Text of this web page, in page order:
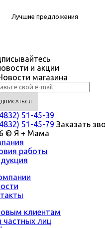
Лучшие предложения
и акции
магазина
51-45-39
51-45-79 Заказать
© Я + Мама
работы
клиентам
частных лиц